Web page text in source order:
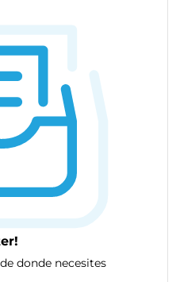
donde necesites